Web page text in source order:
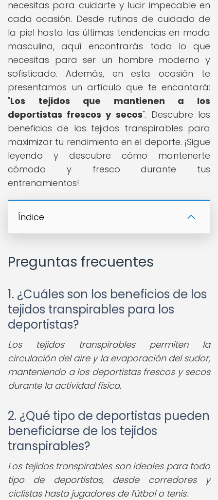
necesitas para cuidarte y lucir impecable en
cada ocasión. Desde rutinas de cuidado de
la piel hasta las últimas tendencias en moda
masculina, aquí encontrarás todo lo que
necesitas para ser un hombre moderno y
sofisticado. Además, en esta ocasión te
presentamos un artículo que te encantará:
"Los tejidos que mantienen a los
deportistas frescos y secos". Descubre los
beneficios de los tejidos transpirables para
maximizar tu rendimiento en el deporte. ¡Sigue
leyendo y descubre cómo mantenerte
cómodo y fresco durante tus
entrenamientos!
Índice
Preguntas frecuentes
1. ¿Cuáles son los beneficios de los
tejidos transpirables para los
deportistas?
Los tejidos transpirables permiten la
circulación del aire y la evaporación del sudor,
manteniendo a los deportistas frescos y secos
durante la actividad física.
2. ¿Qué tipo de deportistas pueden
beneficiarse de los tejidos
transpirables?
Los tejidos transpirables son ideales para todo
tipo de deportistas, desde corredores y
ciclistas hasta jugadores de fútbol o tenis.